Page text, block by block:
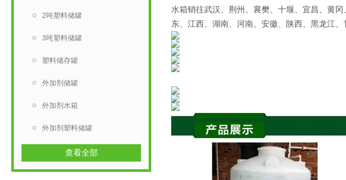
2吨塑料储罐
3吨塑料储罐
塑料储存罐
外加剂储罐
外加剂水箱
外加剂塑料储罐
查看全部
水箱销往武汉、荆州、襄樊、十堰、宜昌、黄
东、江西、湖南、河南、安徽、陕西、黑龙江、